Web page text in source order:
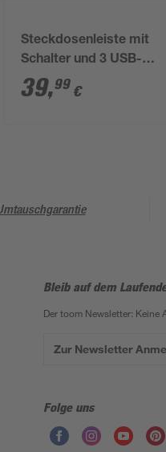
Steckdosenleiste mit
Schalter und 3 USB-
Ports weiß/grau 3-
fach
39,99 €
Bleib auf dem
Der toom Newsletter: Keine
Zur Newsletter
Folge uns